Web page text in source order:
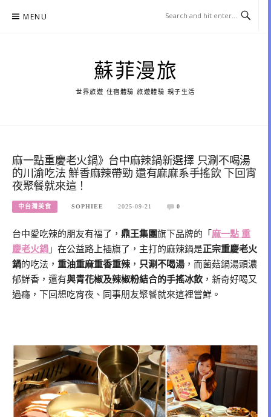
MENU
蘇菲漫旅
世界旅遊 住宿體驗 旅遊體驗 親子生活
麻一點重慶老火鍋》台中麻辣鍋新選擇 只涮不喝湯
的川渝吃法 鮮香麻辣帶勁 還有麻麻系手搖飲 下回宵
夜聚餐就來這！
中台灣美食 SOPHIEE 2025-09-21 0
台中愛吃辣的朋友有福了， 鼎王集團旗下品牌的「 麻一點 重
慶老火鍋 」在公益路上插旗了，主打的麻辣鍋是正宗重慶老火
鍋的吃法， 重油重麻重香重辣， 只涮不喝湯 ，而菌菇鍋湯頭濃
郁鮮香，還有與青花椒及辣椒粉結合的手搖冰飲 ，新奇好喝又
過癮，下回想吃宵夜、同事朋友聚餐就來這裡嘗鮮。